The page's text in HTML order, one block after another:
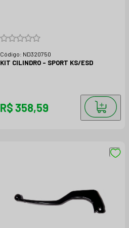
Código: ND320750
KIT CILINDRO - SPORT KS/ESD
R$ 358,59